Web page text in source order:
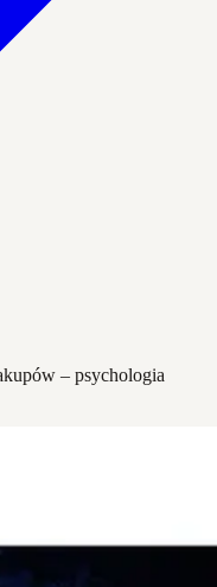
– psychologia